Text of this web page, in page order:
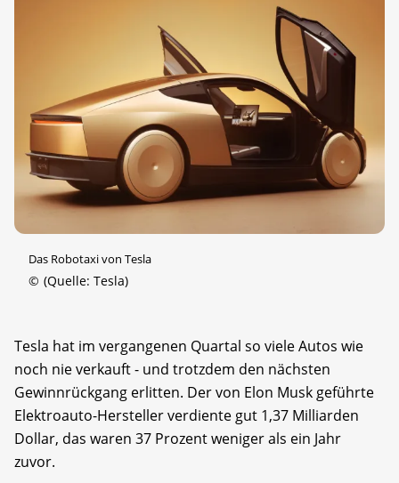
Das Robotaxi von Tesla
© (Quelle: Tesla)
Tesla hat im vergangenen Quartal so viele Autos wie
noch nie verkauft - und trotzdem den nächsten
Gewinnrückgang erlitten. Der von Elon Musk geführte
Elektroauto-Hersteller verdiente gut 1,37 Milliarden
Dollar, das waren 37 Prozent weniger als ein Jahr
zuvor.